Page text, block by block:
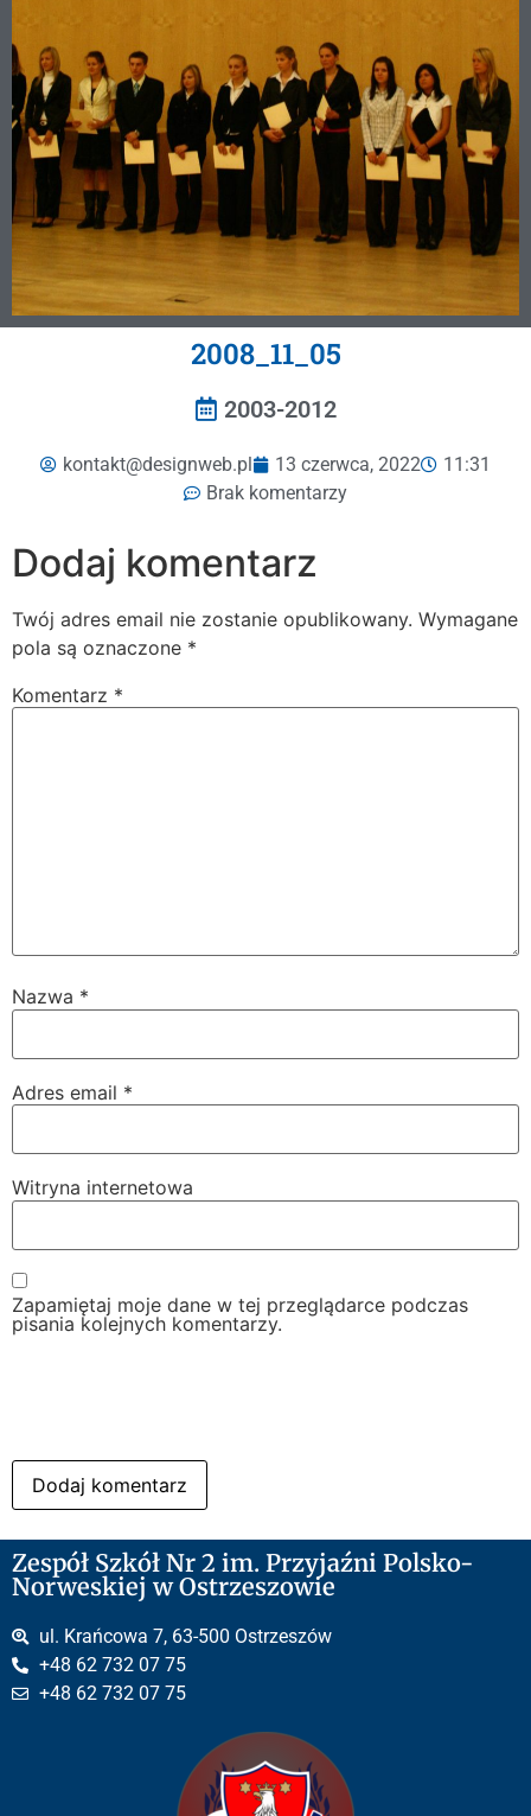
2008_11_05
2003-2012
kontakt@designweb.pl 13 czerwca, 2022
11:31
Brak komentarzy
Dodaj komentarz
Twój adres email nie zostanie opublikowany. Wymagane
pola są oznaczone *
Komentarz *
Nazwa *
Adres email *
Witryna internetowa
Zapamiętaj moje dane w tej przeglądarce podczas
pisania kolejnych komentarzy.
Zespół Szkół Nr 2 im. Przyjaźni Polsko-
Norweskiej w Ostrzeszowie
ul. Krańcowa 7, 63-500 Ostrzeszów
+48 62 732 07 75
+48 62 732 07 75